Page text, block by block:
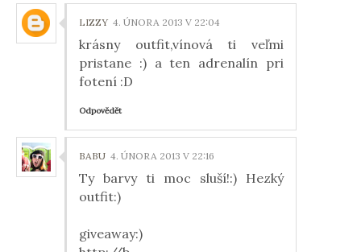
LIZZY 4. ÚNORA 2013 V 22:04
krásny outfit,vínová ti veľmi
pristane :) a ten adrenalín pri
fotení :D
Odpovědět
BABU 4. ÚNORA 2013 V 22:16
Ty barvy ti moc sluší!:) Hezký
outfit:)
giveaway:)